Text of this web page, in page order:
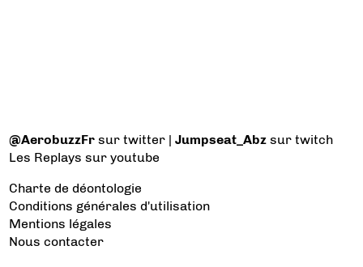
@AerobuzzFr sur twitter |Jumpseat_Abz sur twitch
Les Replays sur youtube
Charte de déontologie
Conditions générales d'utilisation
Mentions légales
Nous contacter